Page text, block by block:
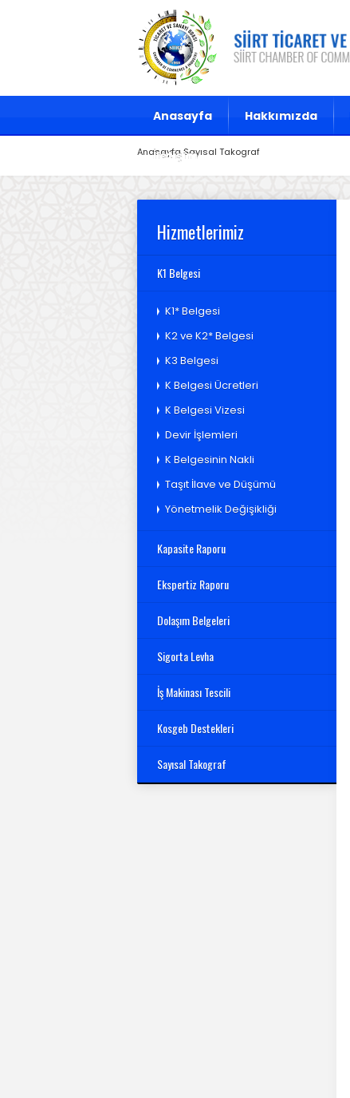
Anasayfa Hakkımızda
İletişim
AnasayfaSayısal Takograf
Hizmetlerimiz
K1 Belgesi
K1* Belgesi
K2 ve K2* Belgesi
K3 Belgesi
K Belgesi Ücretleri
K Belgesi Vizesi
Devir İşlemleri
K Belgesinin Nakli
Taşıt İlave ve Düşümü
Yönetmelik Değişikliği
Kapasite Raporu
Ekspertiz Raporu
Dolaşım Belgeleri
Sigorta Levha
İş Makinası Tescili
Kosgeb Destekleri
Sayısal Takograf